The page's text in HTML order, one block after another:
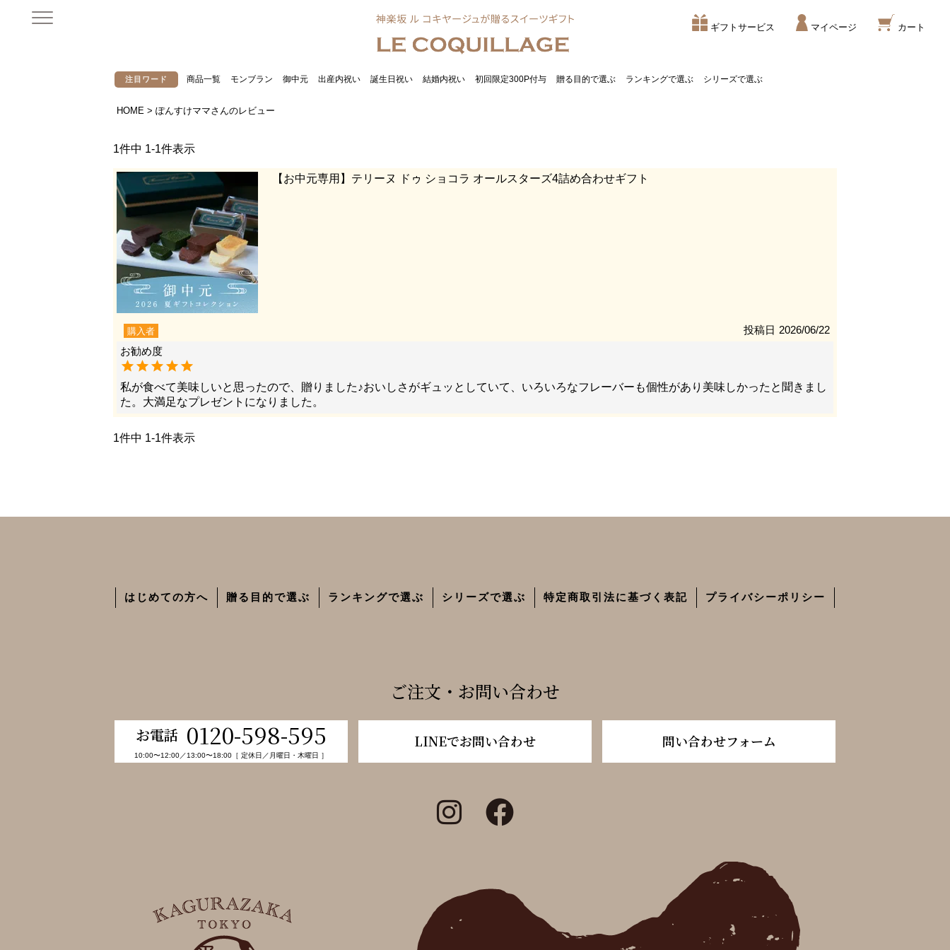
ギフトサービス マイページ カート
注目ワード 商品一覧 モンブラン 御中元 出産内祝い 誕生日祝い 結婚内祝い 初回限定300P付与 贈る目的で選ぶ ランキングで選ぶ シリーズで選ぶ
HOME ぽんすけママさんのレビュー
1件中 1-1件表示
【お中元専用】テリーヌ ドゥ ショコラ オールスターズ4詰め合わせギフト
購入者 投稿日 2026/06/22
私が食べて美味しいと思ったので、贈りました♪おいしさがギュッとしていて、いろいろなフレーバーも個性があり美味しかったと聞きまし
た。大満足なプレゼントになりました。
1件中 1-1件表示
はじめての方へ 贈る目的で選ぶ ランキングで選ぶ シリーズで選ぶ 特定商取引法に基づく表記 プライバシーポリシー
ご注文・お問い合わせ
お電話 0120-598-595
10:00〜12:00／13:00〜18:00［ 定休日／月曜日・木曜日 ］
LINEでお問い合わせ 問い合わせフォーム